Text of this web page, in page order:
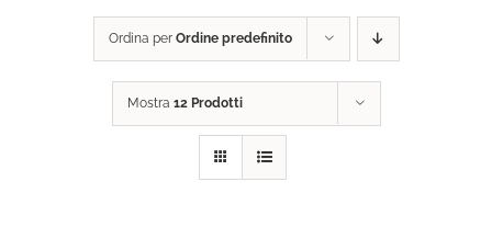
Ordina per Ordine predefinito
Mostra 12 Prodotti